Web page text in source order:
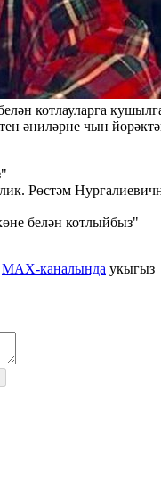
котлауларга
əнилəрне чын
Рөстәм
белән котлыйбыз"
MAX-каналында укыгыз